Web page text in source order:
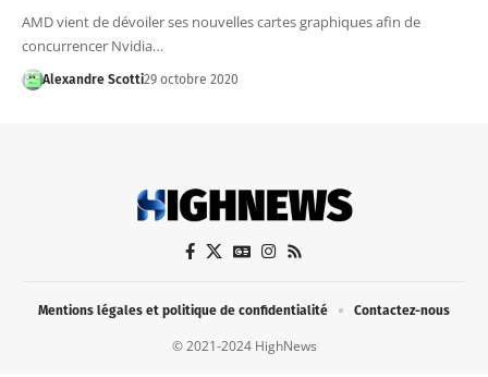
AMD vient de dévoiler ses nouvelles cartes graphiques afin de
concurrencer Nvidia…
Alexandre Scotti29 octobre 2020
© 2021-2024 HighNews
Mentions légales et politique de confidentialité Contactez-nous